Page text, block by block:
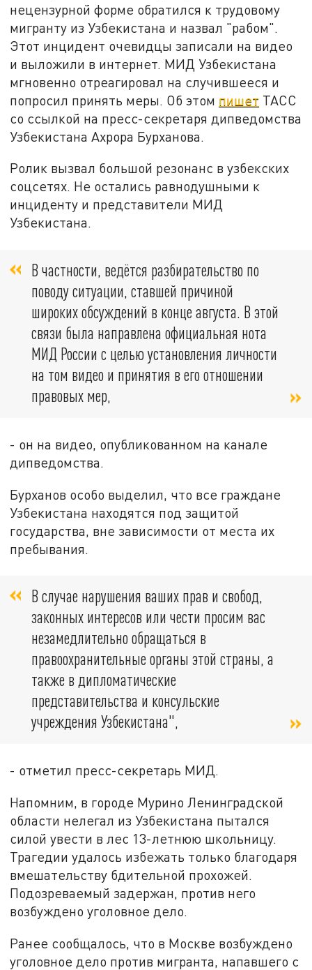
нецензурной форме обратился к трудовому
мигранту из Узбекистана и назвал "рабом".
Этот инцидент очевидцы записали на видео
и выложили в интернет. МИД Узбекистана
мгновенно отреагировал на случившееся и
попросил принять меры. Об этом пишет ТАСС
со ссылкой на пресс-секретаря дипведомства
Узбекистана Ахрора Бурханова.
Ролик вызвал большой резонанс в узбекских
соцсетях. Не остались равнодушными к
инциденту и представители МИД
Узбекистана.
В частности, ведётся разбирательство по
поводу ситуации, ставшей причиной
широких обсуждений в конце августа. В этой
связи была направлена официальная нота
МИД России с целью установления личности
на том видео и принятия в его отношении
правовых мер,
- он на видео, опубликованном на канале
дипведомства.
Бурханов особо выделил, что все граждане
Узбекистана находятся под защитой
государства, вне зависимости от места их
пребывания.
В случае нарушения ваших прав и свобод,
законных интересов или чести просим вас
незамедлительно обращаться в
правоохранительные органы этой страны, а
также в дипломатические
представительства и консульские
учреждения Узбекистана",
- отметил пресс-секретарь МИД.
Напомним, в городе Мурино Ленинградской
области нелегал из Узбекистана пытался
силой увести в лес 13-летнюю школьницу.
Трагедии удалось избежать только благодаря
вмешательству бдительной прохожей.
Подозреваемый задержан, против него
возбуждено уголовное дело.
Ранее сообщалось, что в Москве возбуждено
уголовное дело против мигранта, напавшего с